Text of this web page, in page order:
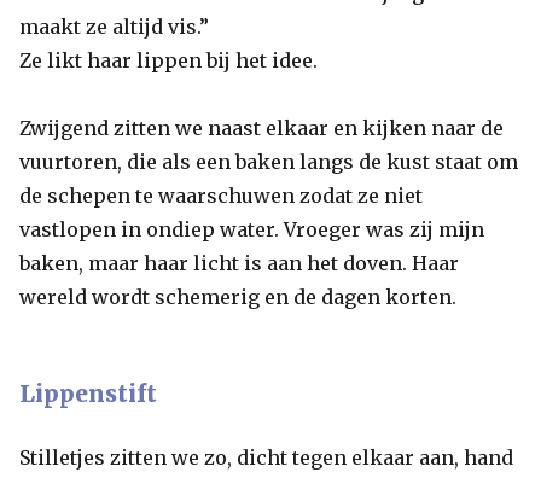
maakt ze altijd vis.”
Ze likt haar lippen bij het idee.
Zwijgend zitten we naast elkaar en kijken naar de
vuurtoren, die als een baken langs de kust staat om
de schepen te waarschuwen zodat ze niet
vastlopen in ondiep water. Vroeger was zij mijn
baken, maar haar licht is aan het doven. Haar
wereld wordt schemerig en de dagen korten.
Lippenstift
Stilletjes zitten we zo, dicht tegen elkaar aan, hand